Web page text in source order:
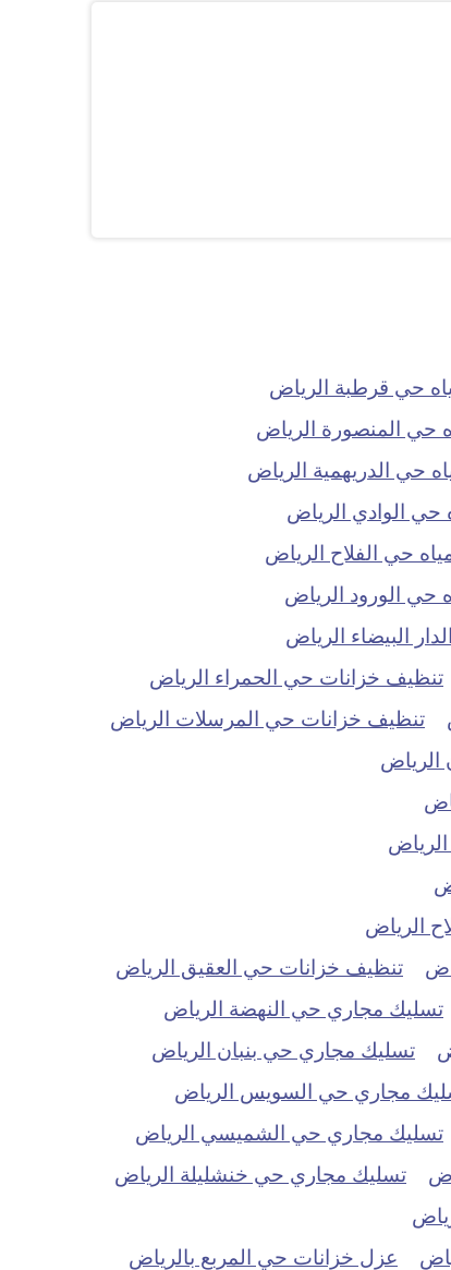
حي قرطبة الرياض
حي المنصورة الرياض
حي الدريهمية الرياض
الوادي الرياض
حي الفلاح الرياض
الورود الرياض
البيضاء الرياض
تنظيف خزانات حي الحمراء الرياض
تنظيف خزانات حي المرسلات الرياض
الرياض
الرياض
تنظيف خزانات حي العقيق الرياض
تسليك مجاري حي النهضة الرياض
تسليك مجاري حي بنبان الرياض
مجاري حي السويس الرياض
تسليك مجاري حي الشميسي الرياض
تسليك مجاري حي خنشليلة الرياض
عزل خزانات حي المربع بالرياض